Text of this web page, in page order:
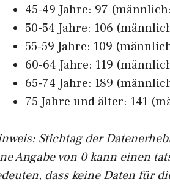
45-49 Jahre: 97
50-54 Jahre: 106
55-59 Jahre: 109
60-64 Jahre: 119
65-74 Jahre: 189
75 Jahre und älter: 141
eis: Stichtag der
Angabe von 0 kann einen
dass keine Daten für